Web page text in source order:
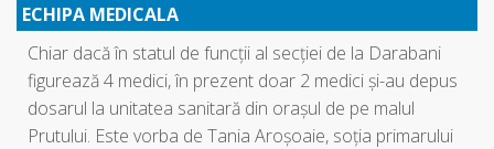
ECHIPA MEDICALA
Chiar dacă în statul de funcţii al secţiei de la Darabani
figurează 4 medici, în prezent doar 2 medici şi-au depus
dosarul la unitatea sanitară din oraşul de pe malul
Prutului. Este vorba de Tania Aroşoaie, soţia primarului